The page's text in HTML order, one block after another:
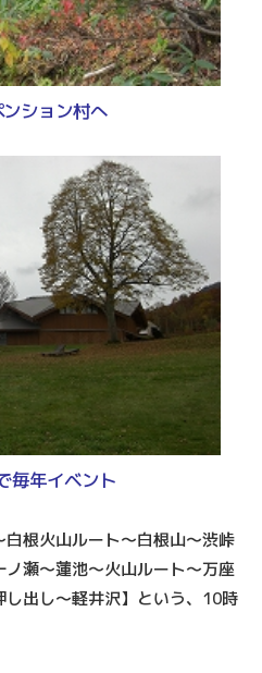
ション村へ
毎年イベント
根火山ルート～白根山～渋峠
瀬～蓮池～火山ルート～万座
出し～軽井沢】という、10時